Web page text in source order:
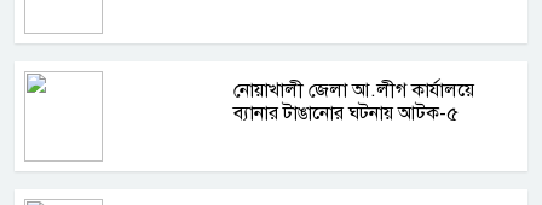
নোয়াখালী জেলা আ.লীগ কার্যালয়ে
ব্যানার টাঙানোর ঘটনায় আটক-৫